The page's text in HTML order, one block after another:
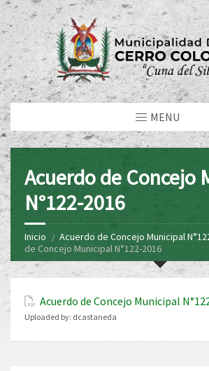
MENU
Acuerdo de Concejo
N°122-2016
Inicio Acuerdo de Concejo Municipal
de Concejo Municipal N°122-2016
Acuerdo de Concejo Municipal
Uploaded by: dcastaneda